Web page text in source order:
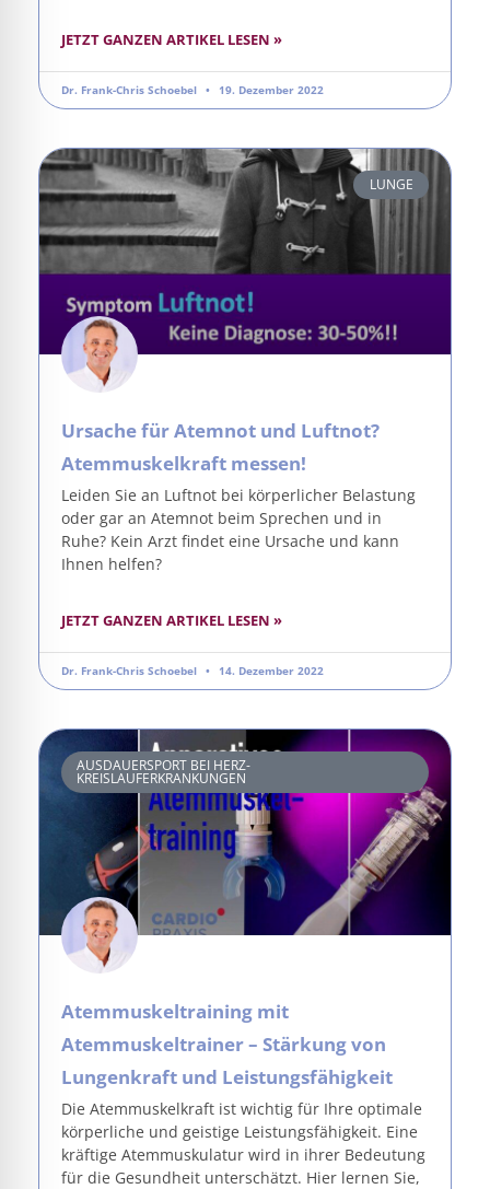
JETZT GANZEN ARTIKEL LESEN »
Dr. Frank-Chris Schoebel 19. Dezember 2022
LUNGE
Ursache für Atemnot und Luftnot?
Atemmuskelkraft messen!
Leiden Sie an Luftnot bei körperlicher Belastung
oder gar an Atemnot beim Sprechen und in
Ruhe? Kein Arzt findet eine Ursache und kann
Ihnen helfen?
JETZT GANZEN ARTIKEL LESEN »
Dr. Frank-Chris Schoebel 14. Dezember 2022
AUSDAUERSPORT BEI HERZ-
KREISLAUFERKRANKUNGEN
Atemmuskeltraining mit
Atemmuskeltrainer – Stärkung von
Lungenkraft und Leistungsfähigkeit
Die Atemmuskelkraft ist wichtig für Ihre optimale
körperliche und geistige Leistungsfähigkeit. Eine
kräftige Atemmuskulatur wird in ihrer Bedeutung
für die Gesundheit unterschätzt. Hier lernen Sie,